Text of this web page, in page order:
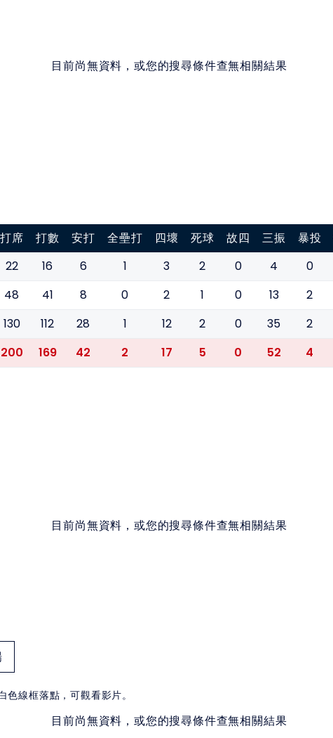
目前尚無資料，或您的搜尋條件查無相關結果
打席 打數 安打 全壘打 四壞 死球 故四 三振 暴投
22 16 6 1 3 2 0 4 0
48 41 8 0 2 1 0 13 2
130 112 28 1 12 2 0 35 2
200 169 42 2 17 5 0 52 4
目前尚無資料，或您的搜尋條件查無相關結果
色線框落點，可觀看影片。
目前尚無資料，或您的搜尋條件查無相關結果